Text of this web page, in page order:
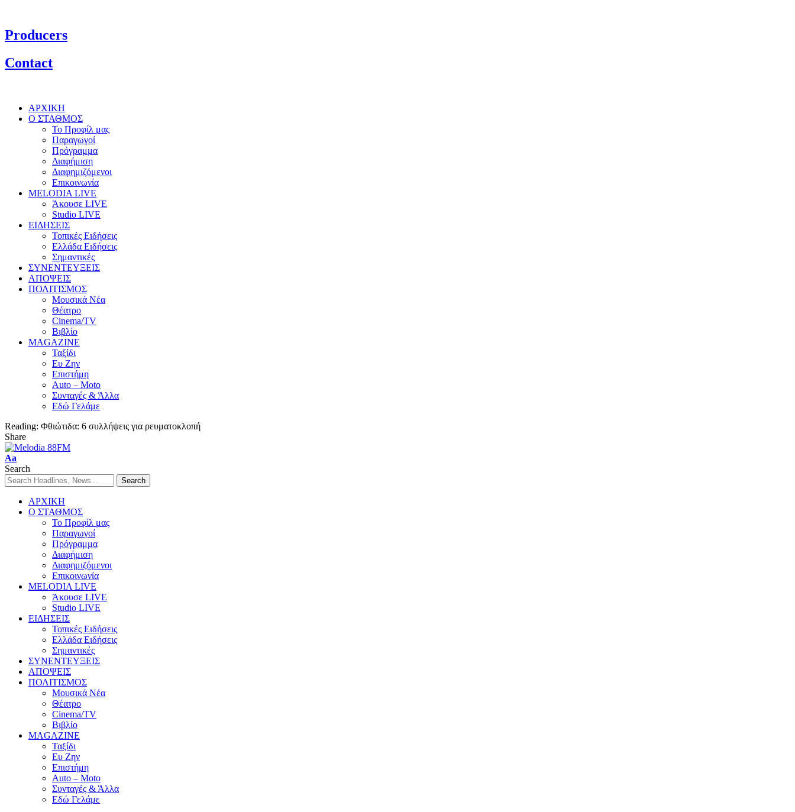
Producers
Contact
ΑΡΧΙΚΗ
Ο ΣΤΑΘΜΟΣ
Το Προφίλ μας
Παραγωγοί
Πρόγραμμα
Διαφήμιση
Διαφημιζόμενοι
Επικοινωνία
MELODIA LIVE
Άκουσε LIVE
Studio LIVE
ΕΙΔΗΣΕΙΣ
Τοπικές Ειδήσεις
Ελλάδα Ειδήσεις
Σημαντικές
ΣΥΝΕΝΤΕΥΞΕΙΣ
ΑΠΟΨΕΙΣ
ΠΟΛΙΤΙΣΜΟΣ
Μουσικά Νέα
Θέατρο
Cinema/TV
Βιβλίο
MAGAZINE
Ταξίδι
Ευ Ζην
Επιστήμη
Auto – Moto
Συνταγές & Άλλα
Εδώ Γελάμε
Reading: Φθιώτιδα: 6 συλλήψεις για ρευματοκλοπή
Share
Aa
Search
ΑΡΧΙΚΗ
Ο ΣΤΑΘΜΟΣ
Το Προφίλ μας
Παραγωγοί
Πρόγραμμα
Διαφήμιση
Διαφημιζόμενοι
Επικοινωνία
MELODIA LIVE
Άκουσε LIVE
Studio LIVE
ΕΙΔΗΣΕΙΣ
Τοπικές Ειδήσεις
Ελλάδα Ειδήσεις
Σημαντικές
ΣΥΝΕΝΤΕΥΞΕΙΣ
ΑΠΟΨΕΙΣ
ΠΟΛΙΤΙΣΜΟΣ
Μουσικά Νέα
Θέατρο
Cinema/TV
Βιβλίο
MAGAZINE
Ταξίδι
Ευ Ζην
Επιστήμη
Auto – Moto
Συνταγές & Άλλα
Εδώ Γελάμε